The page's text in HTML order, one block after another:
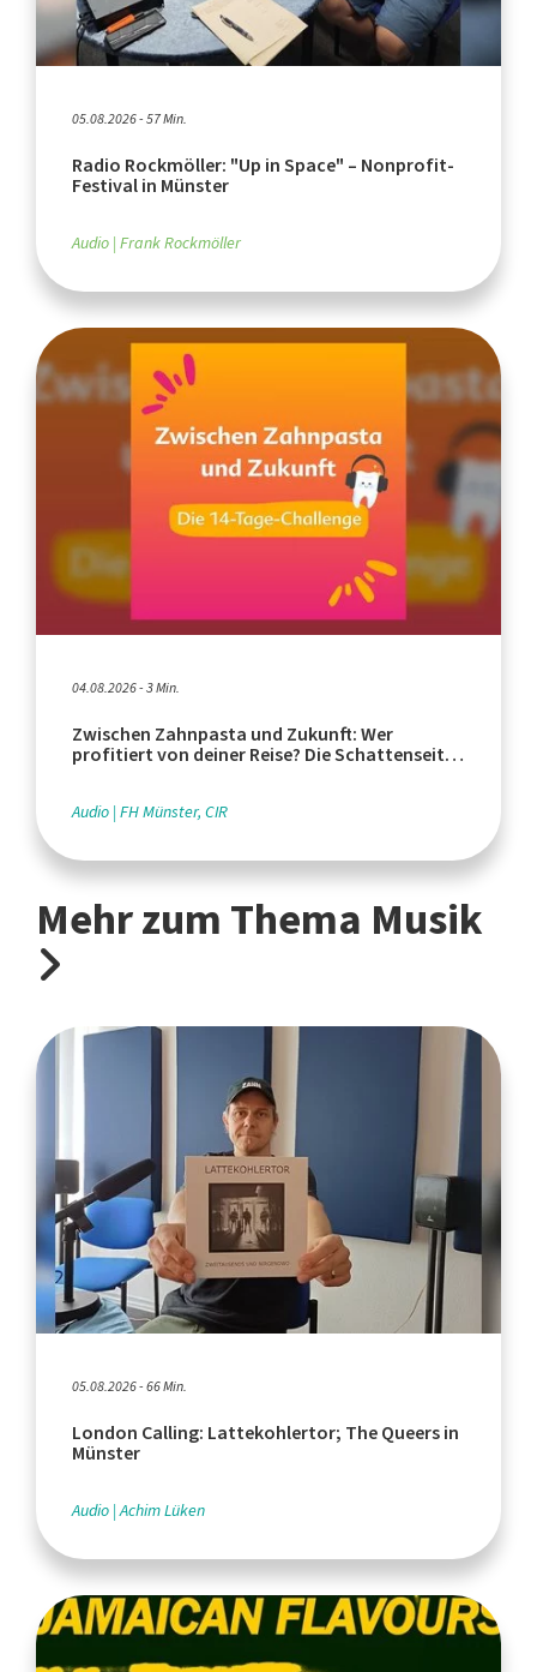
05.08.2026 - 57 Min.
Radio Rockmöller: "Up in Space" – Nonprofit-
Festival in Münster
Audio Frank Rockmöller
04.08.2026 - 3 Min.
Zwischen Zahnpasta und Zukunft: Wer
profitiert von deiner Reise? Die Schattenseiten
Audio FH Münster, CIR
Mehr zum Thema Musik
05.08.2026 - 66 Min.
London Calling: Lattekohlertor; The Queers in
Münster
Audio Achim Lüken